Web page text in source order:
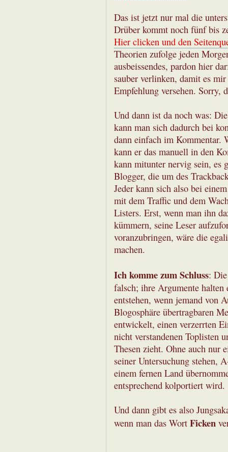
Das ist jetzt nur mal die
Drüber kommt noch fünf bis
Hier clicken und den
Theorien zufolge jeden
ausbeissendes, pardon hier
sauber verlinken, damit es
Empfehlung versehen. Sorry,
Und dann ist da noch was:
kann man sich dadurch bei
dann einfach im Kommentar.
kann er das manuell in den
kann mitunter nervig sein, es
Blogger, die um des
Jeder kann sich also bei
mit dem Traffic und dem
Listers. Erst, wenn man ihn
kümmern, seine Leser
voranzubringen, wäre die
machen.
Ich komme zum Schluss:
falsch; ihre Argumente
entstehen, wenn jemand von
Blogosphäre übertragbaren
entwickelt, einen verzerrten
nicht verstandenen Toplisten
Thesen zieht. Ohne auch nur
seiner Untersuchung stehen,
einem fernen Land
entsprechend kolportiert wird.
Und dann gibt es also
wenn man das Wort Ficken